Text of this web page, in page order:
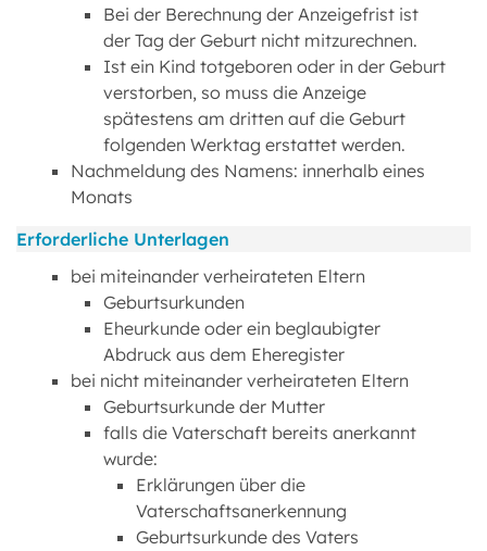
Bei der Berechnung der Anzeigefrist ist
der Tag der Geburt nicht mitzurechnen.
Ist ein Kind totgeboren oder in der Geburt
verstorben, so muss die Anzeige
spätestens am dritten auf die Geburt
folgenden Werktag erstattet werden.
Nachmeldung des Namens: innerhalb eines
Monats
Erforderliche Unterlagen
bei miteinander verheirateten Eltern
Geburtsurkunden
Eheurkunde oder ein beglaubigter
Abdruck aus dem Eheregister
bei nicht miteinander verheirateten Eltern
Geburtsurkunde der Mutter
falls die Vaterschaft bereits anerkannt
wurde:
Erklärungen über die
Vaterschaftsanerkennung
Geburtsurkunde des Vaters